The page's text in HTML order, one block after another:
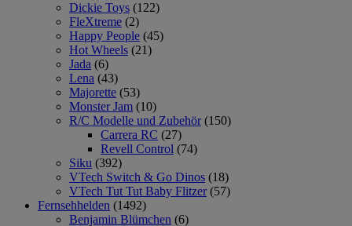
Dickie Toys (122)
FleXtreme (2)
Happy People (45)
Hot Wheels (21)
Jada (6)
Lena (43)
Majorette (53)
Monster Jam (10)
R/C Modelle und Zubehör (150)
Carrera RC (27)
Revell Control (74)
Siku (392)
VTech Switch & Go Dinos (18)
VTech Tut Tut Baby Flitzer (57)
Fernsehhelden (1492)
Benjamin Blümchen (6)